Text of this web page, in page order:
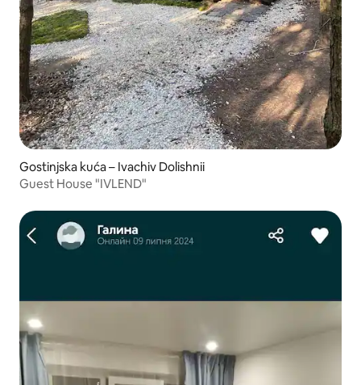
Gostinjska kuća – Ivachiv Dolishnii
Guest House "IVLEND"